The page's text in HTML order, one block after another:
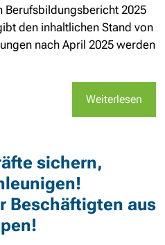
Berufsbildungsbericht 2025
den inhaltlichen Stand von
nach April 2025 werden
Weiterlesen
sichern,
Beschäftigten aus